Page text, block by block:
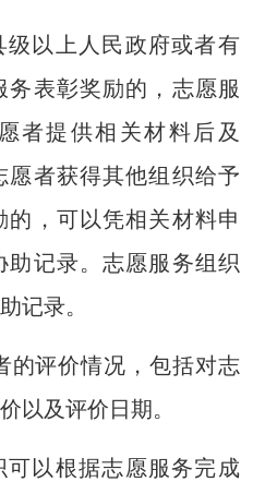
级以上人民政府或者有
务表彰奖励的，志愿服
者提供相关材料后及
愿者获得其他组织给予
的，可以凭相关材料申
助记录。志愿服务组织
记录。
的评价情况，包括对志
以及评价日期。
可以根据志愿服务完成